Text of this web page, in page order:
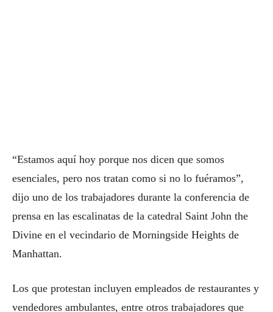
“Estamos aquí hoy porque nos dicen que somos
esenciales, pero nos tratan como si no lo fuéramos”,
dijo uno de los trabajadores durante la conferencia de
prensa en las escalinatas de la catedral Saint John the
Divine en el vecindario de Morningside Heights de
Manhattan.
Los que protestan incluyen empleados de restaurantes y
vendedores ambulantes, entre otros trabajadores que